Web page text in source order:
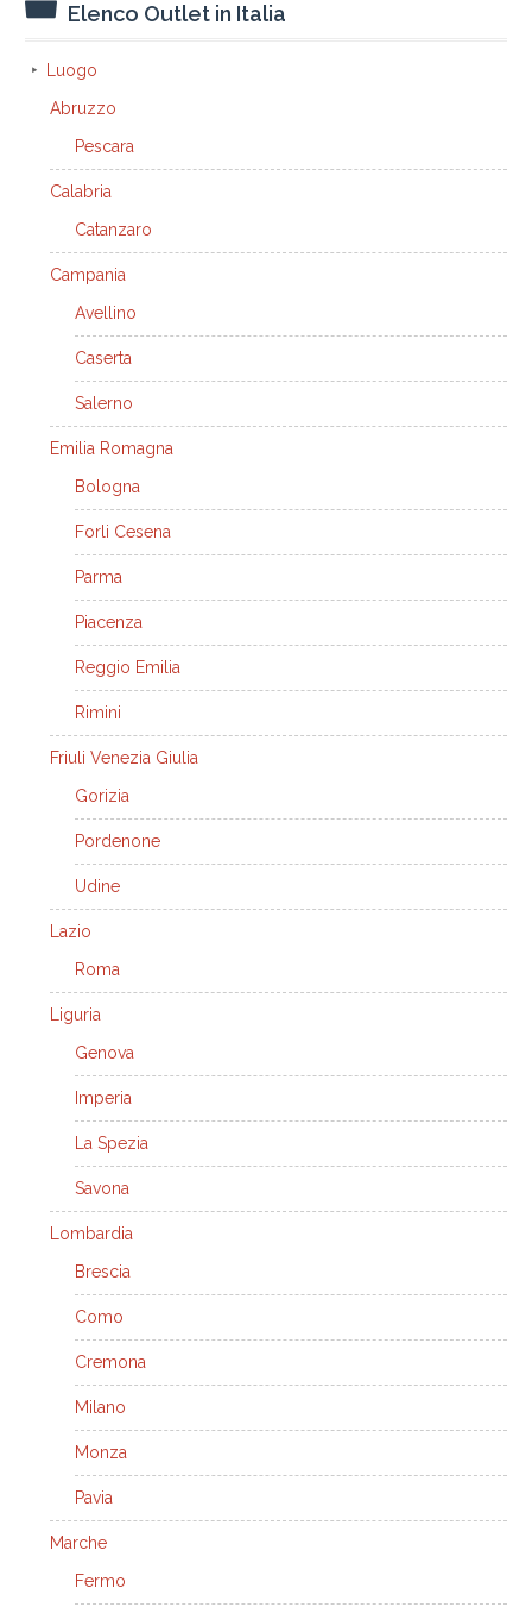
Elenco Outlet in Italia
Luogo
Abruzzo
Pescara
Calabria
Catanzaro
Campania
Avellino
Caserta
Salerno
Emilia Romagna
Bologna
Forli Cesena
Parma
Piacenza
Reggio Emilia
Rimini
Friuli Venezia Giulia
Gorizia
Pordenone
Udine
Lazio
Roma
Liguria
Genova
Imperia
La Spezia
Savona
Lombardia
Brescia
Como
Cremona
Milano
Monza
Pavia
Marche
Fermo